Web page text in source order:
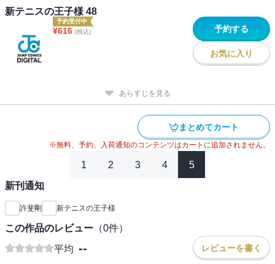
新テニスの王子様 48
予約受付中
¥616 (税込) 予約する
お気に入り
あらすじを見る
まとめてカート
※無料、予約、入荷通知のコンテンツはカートに追加されません。
1 2 3 4 5
新刊通知
許斐剛 新テニスの王子様
この作品のレビュー （0件）
平均 -- レビューを書く